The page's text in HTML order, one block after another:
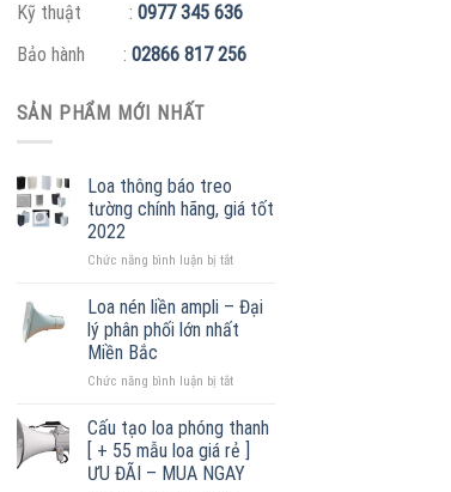
Kỹ thuật : 0977 345 636
Bảo hành : 02866 817 256
SẢN PHẨM MỚI NHẤT
Loa thông báo treo
tường chính hãng, giá tốt
2022
Chức năng bình luận bị tắtở
thông
báo
treo
chính
giá
tốt
2022
Loa nén liền ampli – Đại
lý phân phối lớn nhất
Miền Bắc
Chức năng bình luận bị tắtở
nén
liền
ampli
–
Cấu tạo loa phóng thanh
[ + 55 mẫu loa giá rẻ ]
ƯU ĐÃI – MUA NGAY